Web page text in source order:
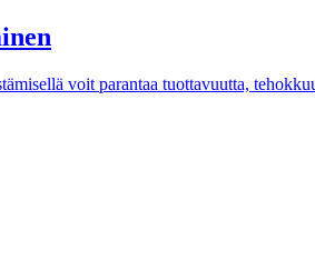
voit parantaa tuottavuutta,